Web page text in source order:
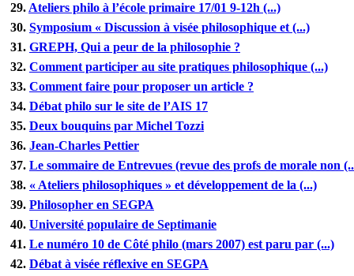
29. Ateliers philo à l’école primaire 17/01 9-12h (...)
30. Symposium « Discussion à visée philosophique et (...)
31. GREPH, Qui a peur de la philosophie ?
32. Comment participer au site pratiques philosophique (...)
33. Comment faire pour proposer un article ?
34. Débat philo sur le site de l’AIS 17
35. Deux bouquins par Michel Tozzi
36. Jean-Charles Pettier
37. Le sommaire de Entrevues (revue des profs de morale non
38. « Ateliers philosophiques » et développement de la (...)
39. Philosopher en SEGPA
40. Université populaire de Septimanie
41. Le numéro 10 de Côté philo (mars 2007) est paru par (...)
42. Débat à visée réflexive en SEGPA